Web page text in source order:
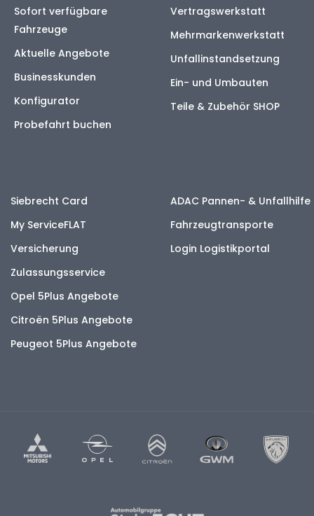
Sofort verfügbare
Fahrzeuge
Aktuelle Angebote
Businesskunden
Konfigurator
Probefahrt buchen
Vertragswerkstatt
Mehrmarkenwerkstatt
Unfallinstandsetzung
Ein- und Umbauten
Teile & Zubehör SHOP
Siebrecht Card
My ServiceFLAT
Versicherung
Zulassungsservice
Opel 5Plus Angebote
Citroën 5Plus Angebote
Peugeot 5Plus Angebote
ADAC Pannen- & Unfallhilfe
Fahrzeugtransporte
Login Logistikportal